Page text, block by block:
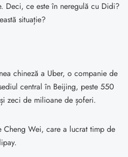
Deci, ce este în neregulă cu Didi?
situație?
chineză a Uber, o companie de
central în Beijing, peste 550
zeci de milioane de șoferi.
Wei, care a lucrat timp de